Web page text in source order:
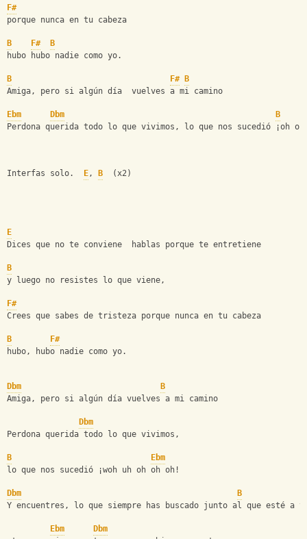
F#
porque nunca en tu cabeza
B F#
B
hubo hubo nadie como yo.
B F#
B
Amiga, pero si algún día  vuelves a mi camino
Ebm Dbm
B
Perdona querida todo lo que vivimos, lo que nos sucedió ¡oh
Interfas solo. E, B
  (x2)
E
Dices que no te conviene  hablas porque te entretiene
B
y luego no resistes lo que viene,
F#
Crees que sabes de tristeza porque nunca en tu cabeza
B
F#
hubo, hubo nadie como yo.
Dbm
B
Amiga, pero si algún día vuelves a mi camino
Dbm
Perdona querida todo lo que vivimos,
B
Ebm
lo que nos sucedió ¡woh uh oh oh oh!
Dbm
B
Y encuentres, lo que siempre has buscado junto al que esté a
Ebm
Dbm